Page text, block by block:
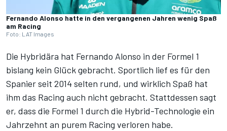
Fernando Alonso hatte in den vergangenen Jahren wenig Spaß
am Racing
Foto: LAT Images
Die Hybridära hat Fernando Alonso in der Formel 1
bislang kein Glück gebracht. Sportlich lief es für den
Spanier seit 2014 selten rund, und wirklich Spaß hat
ihm das Racing auch nicht gebracht. Stattdessen sagt
er, dass die Formel 1 durch die Hybrid-Technologie ein
Jahrzehnt an purem Racing verloren habe.